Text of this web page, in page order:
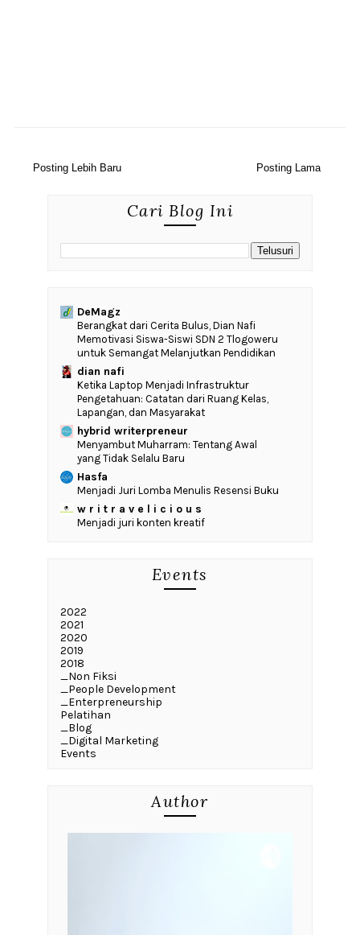
Posting Lebih Baru Posting Lama
Cari Blog Ini
DeMagz
‎Berangkat dari Cerita Bulus, Dian Nafi
Memotivasi Siswa-Siswi SDN 2 Tlogoweru
untuk Semangat Melanjutkan Pendidikan
dian nafi
Ketika Laptop Menjadi Infrastruktur
Pengetahuan: Catatan dari Ruang Kelas,
Lapangan, dan Masyarakat
hybrid writerpreneur
Menyambut Muharram: Tentang Awal
yang Tidak Selalu Baru
Hasfa
Menjadi Juri Lomba Menulis Resensi Buku
w r i t r a v e l i c i o u s
Menjadi juri konten kreatif
Events
2022
2021
2020
2019
2018
_Non Fiksi
_People Development
_Enterpreneurship
Pelatihan
_Blog
_Digital Marketing
Events
Author